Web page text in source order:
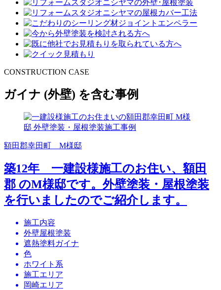
CONSTRUCTION CASE
ガイナ (外壁) を含む事例
額田郡幸田町 M様邸
築12年 一建設様施工のお住い、額田
郡 のM様邸です。外壁塗装・屋根塗装
を行いましたのでご紹介します。
施工内容
外壁屋根塗装
遮熱塗料ガイナ
色
ホワイト系
施工エリア
岡崎エリア